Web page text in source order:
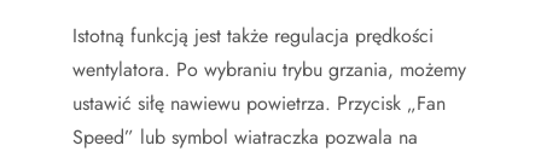
Istotną funkcją jest także regulacja prędkości
wentylatora. Po wybraniu trybu grzania, możemy
ustawić siłę nawiewu powietrza. Przycisk „Fan
Speed” lub symbol wiatraczka pozwala na